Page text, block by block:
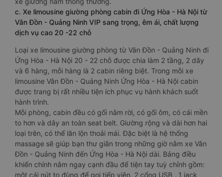
c. Xe limousine giường phòng cabin đi Ứng Hòa - Hà Nội từ
Vân Đồn - Quảng Ninh VIP sang trọng, êm ái, chất lượng
dịch vụ cao 20 -22 chỗ
Loại xe limousine giường phòng từ Vân Đồn - Quảng Ninh đi
Ứng Hòa - Hà Nội 20 - 22 chỗ được chia làm 2 tầng, 2 dãy
và 6 hàng, mỗi hàng là 2 cabin riêng biệt. Trong mỗi xe
limousine Vân Đồn - Quảng Ninh Ứng Hòa - Hà Nội cabin
được trang bị rất nhiều tiện ích phục vụ hành khách suốt
hành trình.
Mỗi phòng, cabin đều có gối nằm rời, có gối ôm, có cái mền
to hơn và dây an toàn seat belt. Giường rộng và dài hơn hai
loại trên, có thể lăn lộn thoải mái. Đặc biệt là hệ thống
massage sẽ giúp bạn thư giãn trong những giờ nằm xe Vân
Đồn - Quảng Ninh đến Ứng Hòa - Hà Nội dài. Bảng điều
khiển chính nằm ngay cạnh đầu để tiện tay tuỳ chỉnh gồm:
một cái nút to đùng để gọi tiếp viên, 2 cổng USB , 1 jack